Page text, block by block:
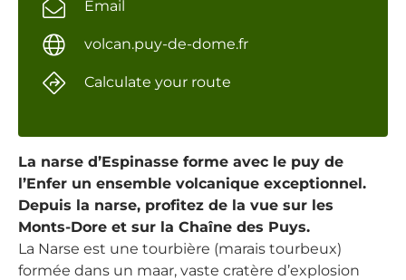
La narse d’Espinasse forme avec le puy de
l’Enfer un ensemble volcanique exceptionnel.
Depuis la narse, profitez de la vue sur les
Monts-Dore et sur la Chaîne des Puys.
La Narse est une tourbière (marais tourbeux)
formée dans un maar, vaste cratère d’explosion
Email
volcan.puy-de-dome.fr
Calculate your route